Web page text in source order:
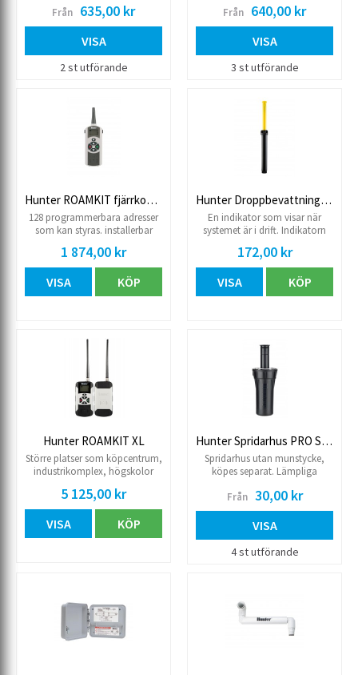
utkastaren och kan
programmeras för bevattning
på olika dagar och tid. Lämplig
vanliga spridare. Anslutning
Från 635,00 kr
VISA
2 st utförande
samtliga automatikskåp, samt
trådbunden NODE.
Från 640,00 kr
VISA
3 st utförande
Hunter ROAMKIT fjärrkontroll
128 programmerbara adresser
som kan styras. installerbar
300 m Kompatibel med X-Core,
Pro-C, Pro-C Hydrawise, ICC2
1 874,00 kr
VISA KÖP
Hunter Droppbevattningsindikator
En indikator som visar när
systemet är i drift. Indikatorn
överstiger 0,85 bar.
172,00 kr
VISA KÖP
Hunter ROAMKIT XL
Större platser som köpcentrum,
industrikomplex, högskolor
kraftfulla fjärrkontroller som
kan täcka långa avstånd. Den
kompakta, kraftfulla
fjärrkontrollen är en enda enhet
SmartPort-kontakt. 128
programmerbara adresser.
Installerbar körtid 1-90 min
Räckvidd 2 mil Kompatibel med
5 125,00 kr
VISA KÖP
Hunter Spridarhus PRO Spray
Spridarhus utan munstycke,
köpes separat. Lämpliga
Arbetstryck 1.0-7.0 kg Ej
tryckreglerad Levereras utan
munstycke Anslutning 15R inv
Från 30,00 kr
VISA
4 st utförande